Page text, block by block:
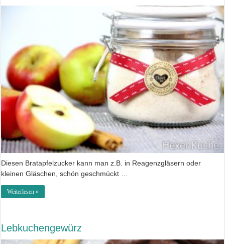
Diesen Bratapfelzucker kann man z.B. in Reagenzgläsern oder
kleinen Gläschen, schön geschmückt …
Weiterlesen »
Lebkuchengewürz